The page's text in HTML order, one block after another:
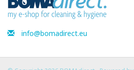
info@bomadirect.eu